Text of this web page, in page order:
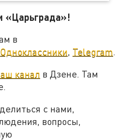
«Царьграда»!
в
Одноклассники, Telegram.
канал в Дзене. Там
с нами,
вопросы,